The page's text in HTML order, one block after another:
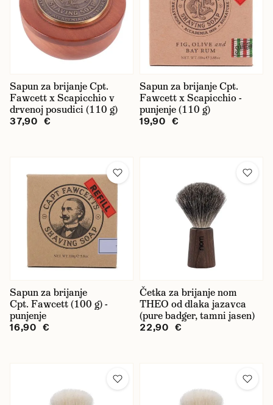
Sapun za brijanje Cpt.
Fawcett x Scapicchio v
drvenoj posudici (110 g)
37,90 €
Sapun za brijanje Cpt.
Fawcett x Scapicchio -
punjenje (110 g)
19,90 €
Sapun za brijanje
Cpt. Fawcett (100 g) -
punjenje
16,90 €
Četka za brijanje nom
THEO od dlaka jazavca
(pure badger, tamni jasen)
22,90 €